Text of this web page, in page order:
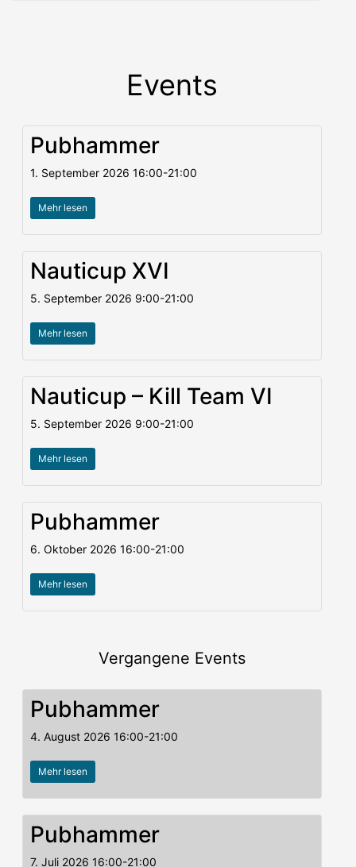
Events
Pubhammer
1. September 2026 16:00-21:00
Mehr lesen
Nauticup XVI
5. September 2026 9:00-21:00
Mehr lesen
Nauticup – Kill Team VI
5. September 2026 9:00-21:00
Mehr lesen
Pubhammer
6. Oktober 2026 16:00-21:00
Mehr lesen
Vergangene Events
Pubhammer
4. August 2026 16:00-21:00
Mehr lesen
Pubhammer
7. Juli 2026 16:00-21:00